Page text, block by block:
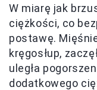
W miarę jak
ciężkości, co
postawę.
kręgosłup,
uległa
dodatkowego